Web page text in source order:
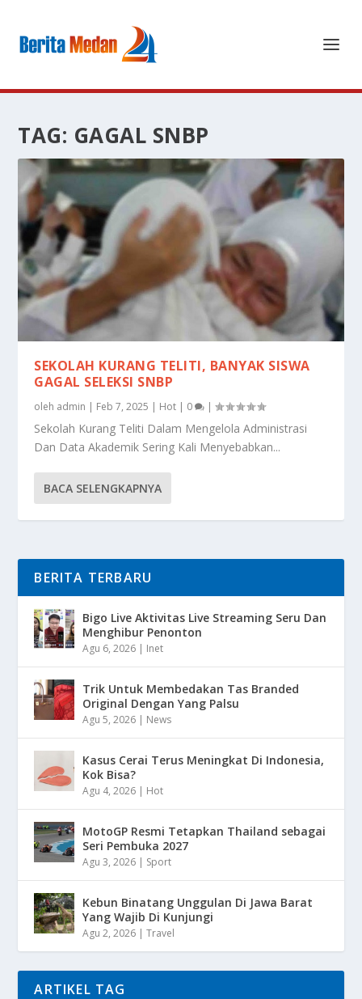
TAG: GAGAL SNBP
SEKOLAH KURANG TELITI, BANYAK SISWA
GAGAL SELEKSI SNBP
oleh admin | Feb 7, 2025 | Hot | 0 |
Sekolah Kurang Teliti Dalam Mengelola Administrasi
Dan Data Akademik Sering Kali Menyebabkan...
BACA SELENGKAPNYA
BERITA TERBARU
Bigo Live Aktivitas Live Streaming Seru Dan
Menghibur Penonton
Agu 6, 2026 | Inet
Trik Untuk Membedakan Tas Branded
Original Dengan Yang Palsu
Agu 5, 2026 | News
Kasus Cerai Terus Meningkat Di Indonesia,
Kok Bisa?
Agu 4, 2026 | Hot
MotoGP Resmi Tetapkan Thailand sebagai
Seri Pembuka 2027
Agu 3, 2026 | Sport
Kebun Binatang Unggulan Di Jawa Barat
Yang Wajib Di Kunjungi
Agu 2, 2026 |Travel
ARTIKEL TAG